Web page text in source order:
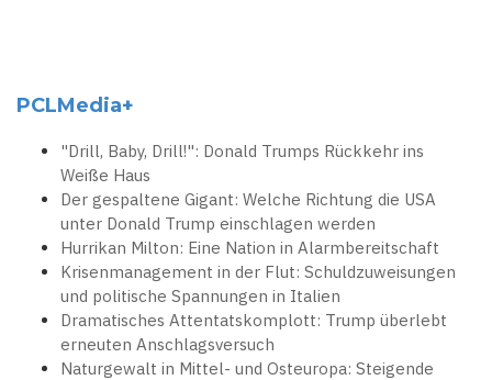
PCLMedia+
"Drill, Baby, Drill!": Donald Trumps Rückkehr ins
Weiße Haus
Der gespaltene Gigant: Welche Richtung die USA
unter Donald Trump einschlagen werden
Hurrikan Milton: Eine Nation in Alarmbereitschaft
Krisenmanagement in der Flut: Schuldzuweisungen
und politische Spannungen in Italien
Dramatisches Attentatskomplott: Trump überlebt
erneuten Anschlagsversuch
Naturgewalt in Mittel- und Osteuropa: Steigende